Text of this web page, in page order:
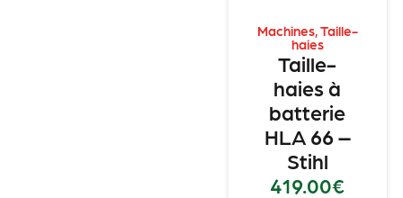
Machines,Taille-
haies
Taille-
haies à
batterie
HLA 66 –
Stihl
419.00€